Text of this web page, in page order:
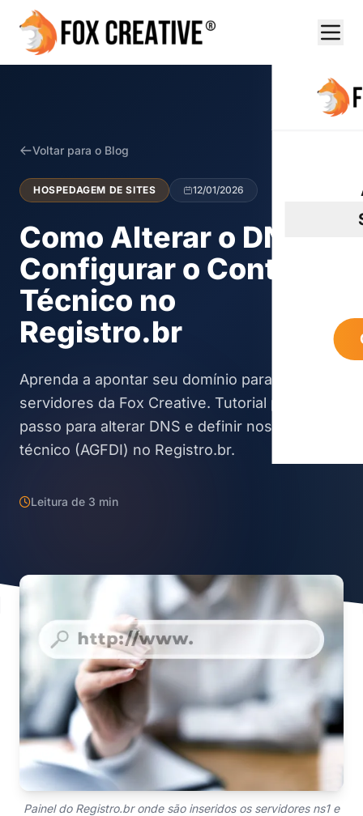
Voltar para o Blog
HOSPEDAGEM DE SITES 12/01/2026
Como Alterar o DNS e
Configurar o Contato
Técnico no
Registro.br
Aprenda a apontar seu domínio para os
servidores da Fox Creative. Tutorial passo a
passo para alterar DNS e definir nosso ID
técnico (AGFDI) no Registro.br.
Leitura de 3 min
Painel do Registro.br onde são inseridos os servidores ns1 e